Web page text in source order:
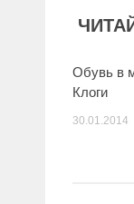
Обувь в
Клоги
30.01.2014